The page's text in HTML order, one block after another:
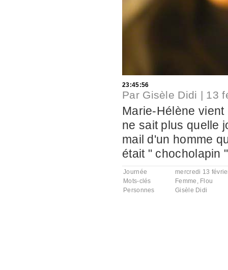
23:45:56
Par Gisèle Didi | 13
Marie-Hélène
ne sait plus quelle
mail d'un homme
était " chocholapin
Journée
mercredi 13
Mots-clés
Femme , Flou
Personnes
Gisèle Didi